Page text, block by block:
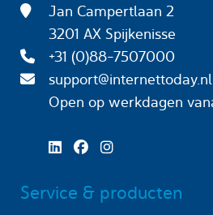
Jan Campertlaan 2
3201 AX Spijkenisse
+31 (0)88-7507000
support@internettoday.nl
Open op werkdagen
Service & producten